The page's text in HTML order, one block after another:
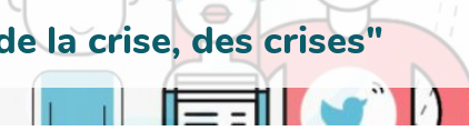
la crise, des crises"